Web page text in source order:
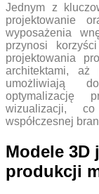
Jednym z
projektowanie
wyposażenia
przynosi
projektowania
architektami,
umożliwiają
optymalizację
wizualizacji,
współczesnej
Modele 3D
produkcji